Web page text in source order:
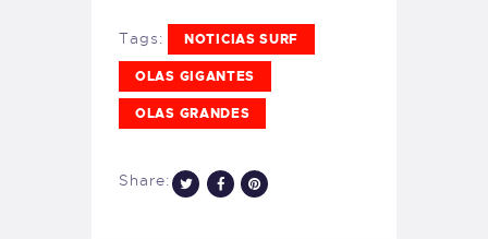
Tags: NOTICIAS SURF
OLAS GIGANTES
OLAS GRANDES
Share: